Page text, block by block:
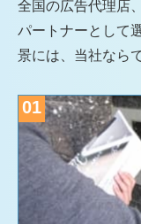
全国の広告代理店
パートナーとして
景には、当社なら
01